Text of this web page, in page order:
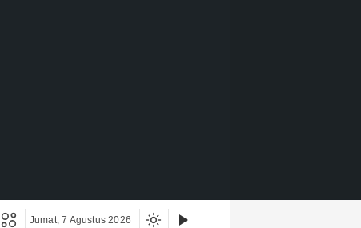
Jumat, 7 Agustus 2026